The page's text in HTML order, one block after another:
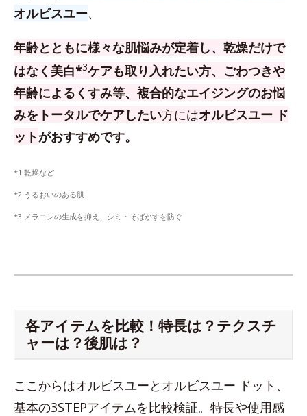
オルビスユー、
年齢とともに様々な肌悩みが定着し、乾燥だけで
はなく美白*3ケアも取り入れたい方、 ごわつきや
年齢によるくすみ等、複合的なエイジングのお悩
みをトータルでケアしたい方にはオルビスユー ド
ットがおすすめです。
*1 乾燥など
*2 うるおいのある肌
*3 メラニンの生成を抑え、シミ・そばかすを防ぐ
各アイテムを比較！特長は？テクスチ
ャーは？後肌は？
ここからはオルビスユーとオルビスユー ドット、
基本の3STEPアイテムを比較検証。特長や使用感